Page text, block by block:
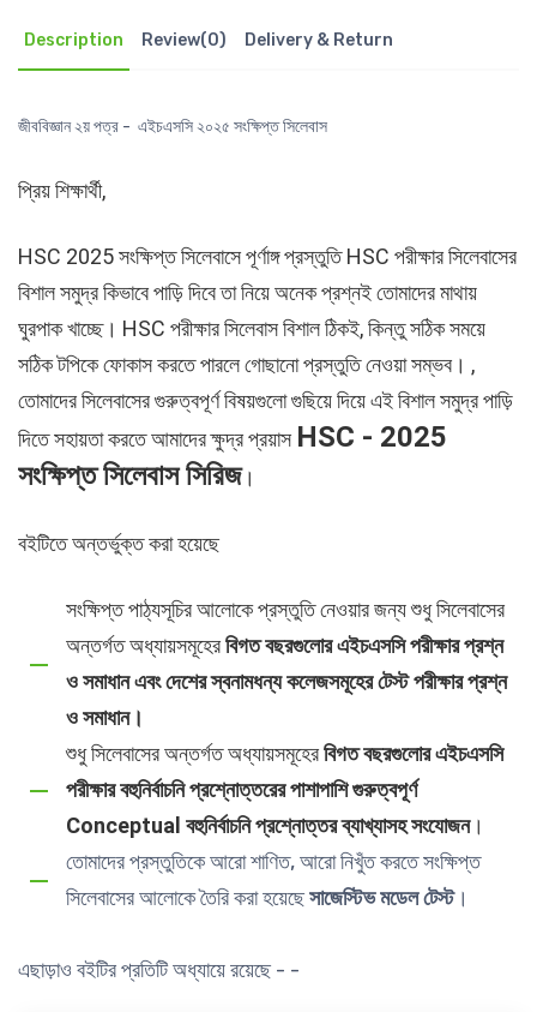
Description Review(0) Delivery & Return
জীববিজ্ঞান ২য় পত্র - এইচএসসি ২০২৫ সংক্ষিপ্ত সিলেবাস
প্রিয় শিক্ষার্থী,
HSC 2025 সংক্ষিপ্ত সিলেবাসে পূর্ণাঙ্গ প্রস্তুতি HSC পরীক্ষার সিলেবাসের
বিশাল সমুদ্র কিভাবে পাড়ি দিবে তা নিয়ে অনেক প্রশ্নই তোমাদের মাথায়
ঘুরপাক খাচ্ছে। HSC পরীক্ষার সিলেবাস বিশাল ঠিকই, কিন্তু সঠিক সময়ে
সঠিক টপিকে ফোকাস করতে পারলে গোছানো প্রস্তুতি নেওয়া সম্ভব। ,
তোমাদের সিলেবাসের গুরুত্বপূর্ণ বিষয়গুলো গুছিয়ে দিয়ে এই বিশাল সমুদ্র পাড়ি
দিতে সহায়তা করতে আমাদের ক্ষুদ্র প্রয়াস HSC - 2025
সংক্ষিপ্ত সিলেবাস সিরিজ।
বইটিতে অন্তর্ভুক্ত করা হয়েছে
সংক্ষিপ্ত পাঠ্যসূচির আলোকে প্রস্তুতি নেওয়ার জন্য শুধু সিলেবাসের
অন্তর্গত অধ্যায়সমূহেরবিগত বছরগুলোর এইচএসসি পরীক্ষার প্রশ্ন
ও সমাধান এবং দেশের স্বনামধন্য কলেজসমূহের টেস্ট পরীক্ষার প্রশ্ন
ও সমাধান।
শুধু সিলেবাসের অন্তর্গত অধ্যায়সমূহেরবিগত বছরগুলোর এইচএসসি
পরীক্ষার বহুনির্বাচনি প্রশ্নোত্তরের পাশাপাশি গুরুত্বপূর্ণ
Conceptual বহুনির্বাচনি প্রশ্নোত্তর ব্যাখ্যাসহ সংযোজন।
তোমাদের প্রস্তুতিকে আরো শাণিত, আরো নিখুঁত করতে সংক্ষিপ্ত
সিলেবাসের আলোকে তৈরি করা হয়েছেসাজেস্টিভ মডেল টেস্ট।
এছাড়াও বইটির প্রতিটি অধ্যায়ে রয়েছে- -